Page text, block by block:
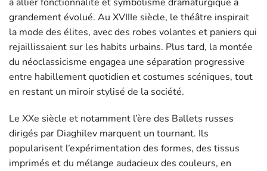
grandement évolué. Au XVIIIe siècle, le théâtre inspirait
la mode des élites, avec des robes volantes et paniers qui
rejaillissaient sur les habits urbains. Plus tard, la montée
du néoclassicisme engagea une séparation progressive
entre habillement quotidien et costumes scéniques, tout
en restant un miroir stylisé de la société.
Le XXe siècle et notamment l’ère des Ballets russes
dirigés par Diaghilev marquent un tournant. Ils
popularisent l’expérimentation des formes, des tissus
imprimés et du mélange audacieux des couleurs, en